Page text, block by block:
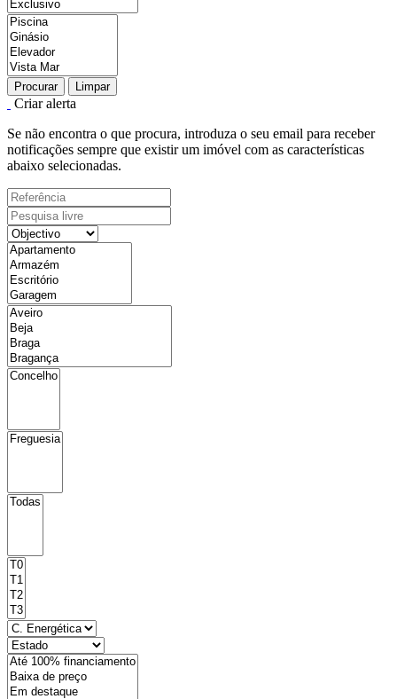
Procurar Limpar
Criar alerta
Se não encontra o que procura, introduza o seu email para receber
notificações sempre que existir um imóvel com as características
abaixo selecionadas.